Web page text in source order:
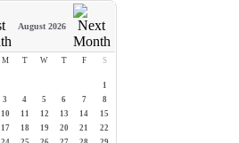
August 2026
M T W T F S
1
3 4 5 6 7
8
10 11 12 13 14
15
17 18 19 20 21
22